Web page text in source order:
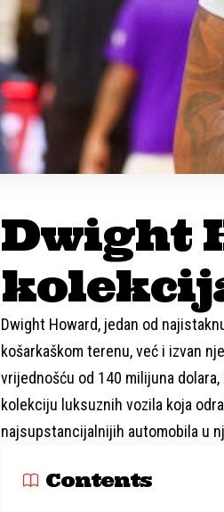
Dwight
Dwight Howard, jedan od
košarkaškom terenu, već i izvan
vrijednošću od 140 milijuna
kolekciju luksuznih vozila koja
najsupstancijalnijih automobila u
Contents